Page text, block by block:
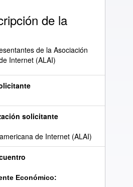
de la
de la Asociación
Internet (ALAI)
solicitante
de Internet (ALAI)
Económico: